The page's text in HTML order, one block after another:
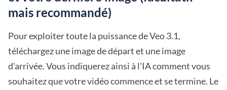
mais recommandé)
Pour exploiter toute la puissance de Veo 3.1,
téléchargez une image de départ et une image
d'arrivée. Vous indiquerez ainsi à l'IA comment vous
souhaitez que votre vidéo commence et se termine. Le